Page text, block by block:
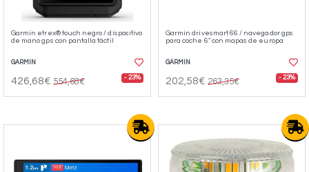
Garmin etrex® touch negro / dispositivo
de mano gps con pantalla táctil
GARMIN
426,68€ 554,68€ - 23%
Garmin drivesmart 66 / navegador gps
para coche 6" con mapas de europa
GARMIN
202,58€ 263,35€ - 23%